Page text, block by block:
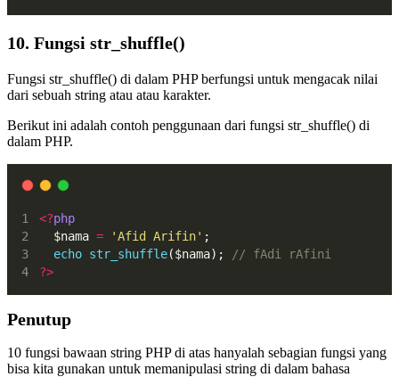
10. Fungsi str_shuffle()
Fungsi str_shuffle() di dalam PHP berfungsi untuk mengacak nilai
dari sebuah string atau atau karakter.
Berikut ini adalah contoh penggunaan dari fungsi str_shuffle() di
dalam PHP.
<?php
  $nama
= 'Afid Arifin' ;
echo str_shuffle($nama);
// fAdi rAfini
?>
Penutup
10 fungsi bawaan string PHP di atas hanyalah sebagian fungsi yang
bisa kita gunakan untuk memanipulasi string di dalam bahasa